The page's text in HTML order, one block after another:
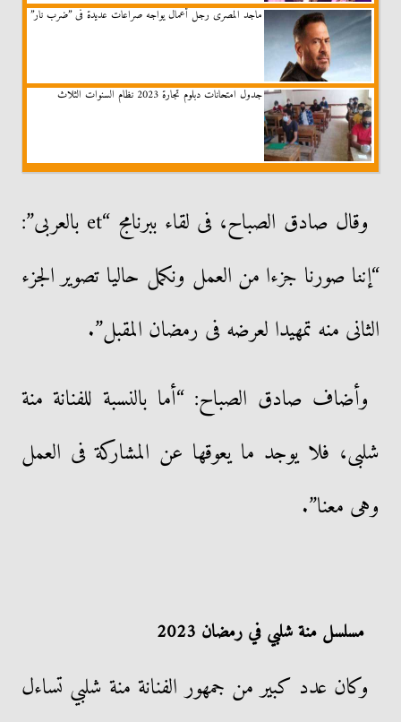
ماجد المصرى رجل أعمال يواجه صراعات عديدة فى ”ضرب نار”
جدول امتحانات دبلوم تجارة 2023 نظام السنوات الثلاث
وقال صادق الصباح، فى لقاء ببرنامج “et بالعربى”:
“إننا صورنا جزءا من العمل ونكمل حاليا تصوير الجزء
الثانى منه تمهيدا لعرضه فى رمضان المقبل”.
وأضاف صادق الصباح: “أما بالنسبة للفنانة منة
شلبى، فلا يوجد ما يعوقها عن المشاركة فى العمل
وهى معنا”.
مسلسل منة شلبي في رمضان 2023
وكان عدد كبير من جمهور الفنانة منة شلبي تساءل